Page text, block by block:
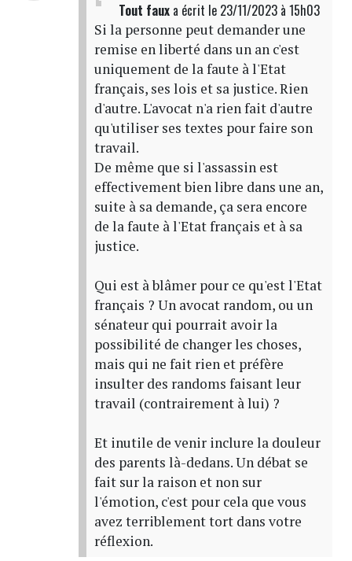
Tout fauxa écrit le 23/11/2023 à 15h03
Si la personne peut demander une
remise en liberté dans un an c'est
uniquement de la faute à l'Etat
français, ses lois et sa justice. Rien
d'autre. L'avocat n'a rien fait d'autre
qu'utiliser ses textes pour faire son
travail.
De même que si l'assassin est
effectivement bien libre dans une an,
suite à sa demande, ça sera encore
de la faute à l'Etat français et à sa
justice.
Qui est à blâmer pour ce qu'est l'Etat
français ? Un avocat random, ou un
sénateur qui pourrait avoir la
possibilité de changer les choses,
mais qui ne fait rien et préfère
insulter des randoms faisant leur
travail (contrairement à lui) ?
Et inutile de venir inclure la douleur
des parents là-dedans. Un débat se
fait sur la raison et non sur
l'émotion, c'est pour cela que vous
avez terriblement tort dans votre
réflexion.